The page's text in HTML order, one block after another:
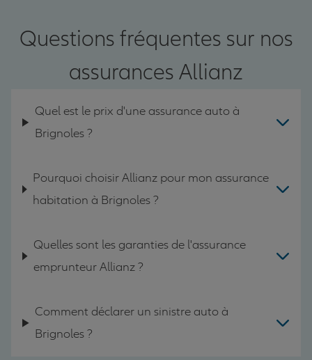
Questions fréquentes sur nos
assurances Allianz
Quel est le prix d'une assurance auto à
Brignoles ?
Pourquoi choisir Allianz pour mon assurance
habitation à Brignoles ?
Quelles sont les garanties de l'assurance
emprunteur Allianz ?
Comment déclarer un sinistre auto à
Brignoles ?